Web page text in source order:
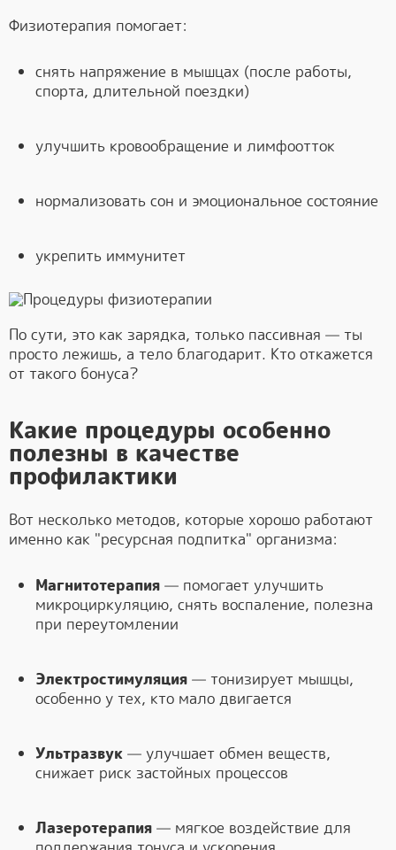
Физиотерапия помогает:
снять напряжение в мышцах (после работы,
спорта, длительной поездки)
улучшить кровообращение и лимфоотток
нормализовать сон и эмоциональное состояние
укрепить иммунитет
По сути, это как зарядка, только пассивная — ты
просто лежишь, а тело благодарит. Кто откажется
от такого бонуса?
Какие процедуры особенно
полезны в качестве
профилактики
Вот несколько методов, которые хорошо работают
именно как "ресурсная подпитка" организма:
Магнитотерапия — помогает улучшить
микроциркуляцию, снять воспаление, полезна
при переутомлении
Электростимуляция — тонизирует мышцы,
особенно у тех, кто мало двигается
Ультразвук — улучшает обмен веществ,
снижает риск застойных процессов
Лазеротерапия — мягкое воздействие для